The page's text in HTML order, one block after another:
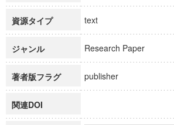
資源タイプ text
ジャンル Research Paper
著者版フラグ publisher
関連DOI